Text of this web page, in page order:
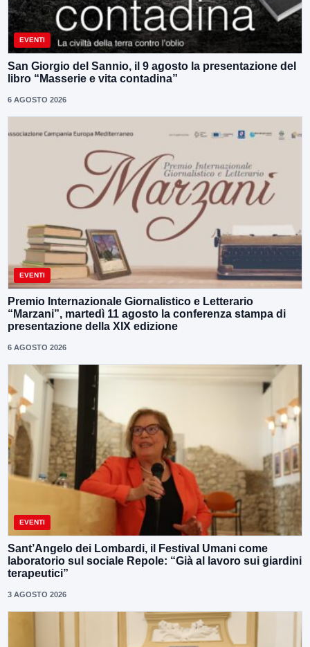
EVENTI
San Giorgio del Sannio, il 9 agosto la presentazione del
libro “Masserie e vita contadina”
6 AGOSTO 2026
EVENTI
Premio Internazionale Giornalistico e Letterario
“Marzani”, martedì 11 agosto la conferenza stampa di
presentazione della XIX edizione
6 AGOSTO 2026
EVENTI
Sant’Angelo dei Lombardi, il Festival Umani come
laboratorio sul sociale Repole: “Già al lavoro sui giardini
terapeutici”
3 AGOSTO 2026